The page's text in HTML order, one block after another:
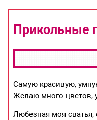
Прикольные
Самую красивую,
Желаю много цветов,
Любезная моя сватья,